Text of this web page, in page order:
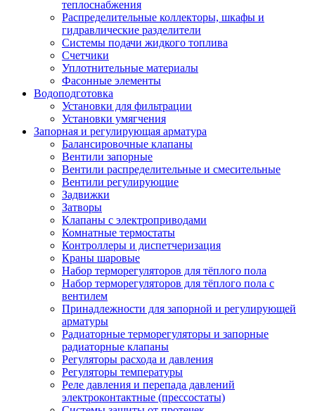
теплоснабжения
Распределительные коллекторы, шкафы и
гидравлические разделители
Системы подачи жидкого топлива
Счетчики
Уплотнительные материалы
Фасонные элементы
Водоподготовка
Установки для фильтрации
Установки умягчения
Запорная и регулирующая арматура
Балансировочные клапаны
Вентили запорные
Вентили распределительные и смесительные
Вентили регулирующие
Задвижки
Затворы
Клапаны с электроприводами
Комнатные термостаты
Контроллеры и диспетчеризация
Краны шаровые
Набор терморегуляторов для тёплого пола
Набор терморегуляторов для тёплого пола с
вентилем
Принадлежности для запорной и регулирующей
арматуры
Радиаторные терморегуляторы и запорные
радиаторные клапаны
Регуляторы расхода и давления
Регуляторы температуры
Реле давления и перепада давлений
электроконтактные (прессостаты)